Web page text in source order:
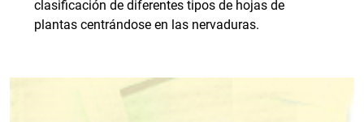
clasificación de diferentes tipos de hojas de
plantas centrándose en las nervaduras.